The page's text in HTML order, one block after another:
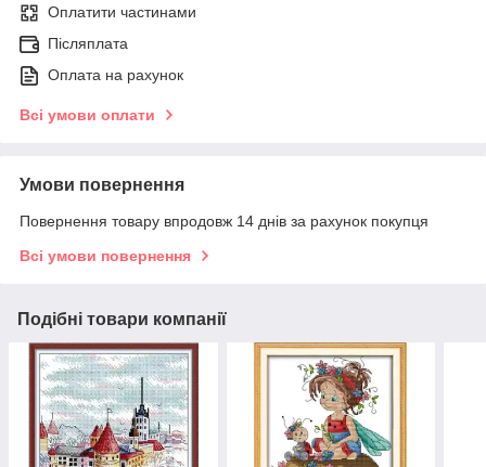
Оплатити частинами
Післяплата
Оплата на рахунок
Всі умови оплати
Умови повернення
Повернення товару впродовж 14 днів за рахунок покупця
Всі умови повернення
Подібні товари компанії